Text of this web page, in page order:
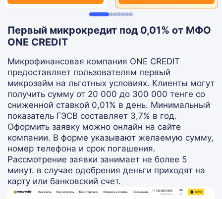
Первый микрокредит под 0,01% от МФО
ONE CREDIT
Микрофинансовая компания ONE CREDIT
предоставляет пользователям первый
микрозайм на льготных условиях. Клиенты могут
получить сумму от 20 000 до 300 000 тенге со
сниженной ставкой 0,01% в день. Минимальный
показатель ГЭСВ составляет 3,7% в год.
Оформить заявку можно онлайн на сайте
компании. В форме указывают желаемую сумму,
номер телефона и срок погашения.
Рассмотрение заявки занимает не более 5
минут. в случае одобрения деньги приходят на
карту или банковский счет.